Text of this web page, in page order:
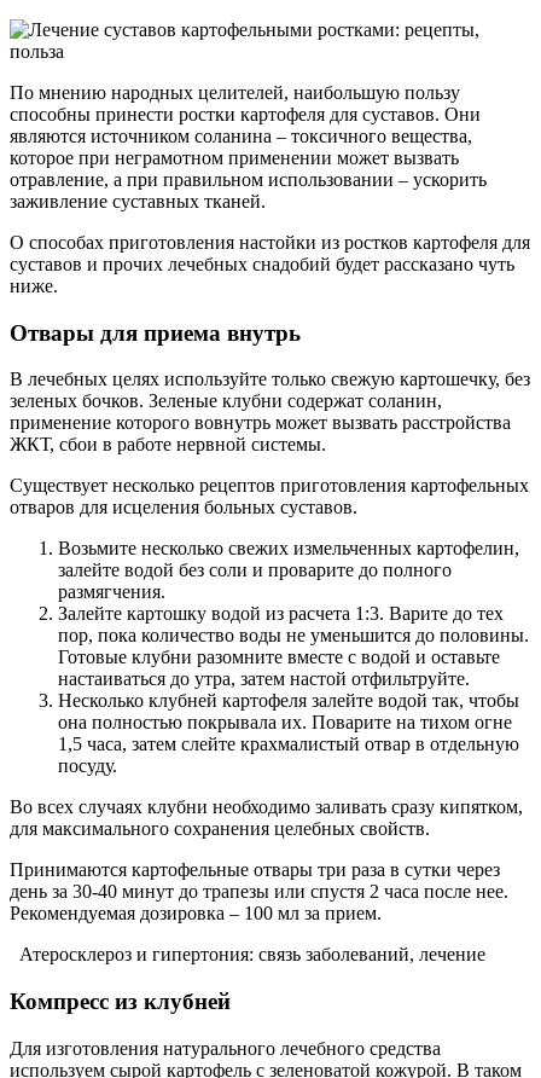
По мнению народных целителей, наибольшую пользу
способны принести ростки картофеля для суставов. Они
являются источником соланина – токсичного вещества,
которое при неграмотном применении может вызвать
отравление, а при правильном использовании – ускорить
заживление суставных тканей.
О способах приготовления настойки из ростков картофеля для
суставов и прочих лечебных снадобий будет рассказано чуть
ниже.
Отвары для приема внутрь
В лечебных целях используйте только свежую картошечку, без
зеленых бочков. Зеленые клубни содержат соланин,
применение которого вовнутрь может вызвать расстройства
ЖКТ, сбои в работе нервной системы.
Существует несколько рецептов приготовления картофельных
отваров для исцеления больных суставов.
Возьмите несколько свежих измельченных картофелин,
залейте водой без соли и проварите до полного
размягчения.
Залейте картошку водой из расчета 1:3. Варите до тех
пор, пока количество воды не уменьшится до половины.
Готовые клубни разомните вместе с водой и оставьте
настаиваться до утра, затем настой отфильтруйте.
Несколько клубней картофеля залейте водой так, чтобы
она полностью покрывала их. Поварите на тихом огне
1,5 часа, затем слейте крахмалистый отвар в отдельную
посуду.
Во всех случаях клубни необходимо заливать сразу кипятком,
для максимального сохранения целебных свойств.
Принимаются картофельные отвары три раза в сутки через
день за 30-40 минут до трапезы или спустя 2 часа после нее.
Рекомендуемая дозировка – 100 мл за прием.
Атеросклероз и гипертония: связь заболеваний, лечение
Компресс из клубней
Для изготовления натурального лечебного средства
используем сырой картофель с зеленоватой кожурой. В таком